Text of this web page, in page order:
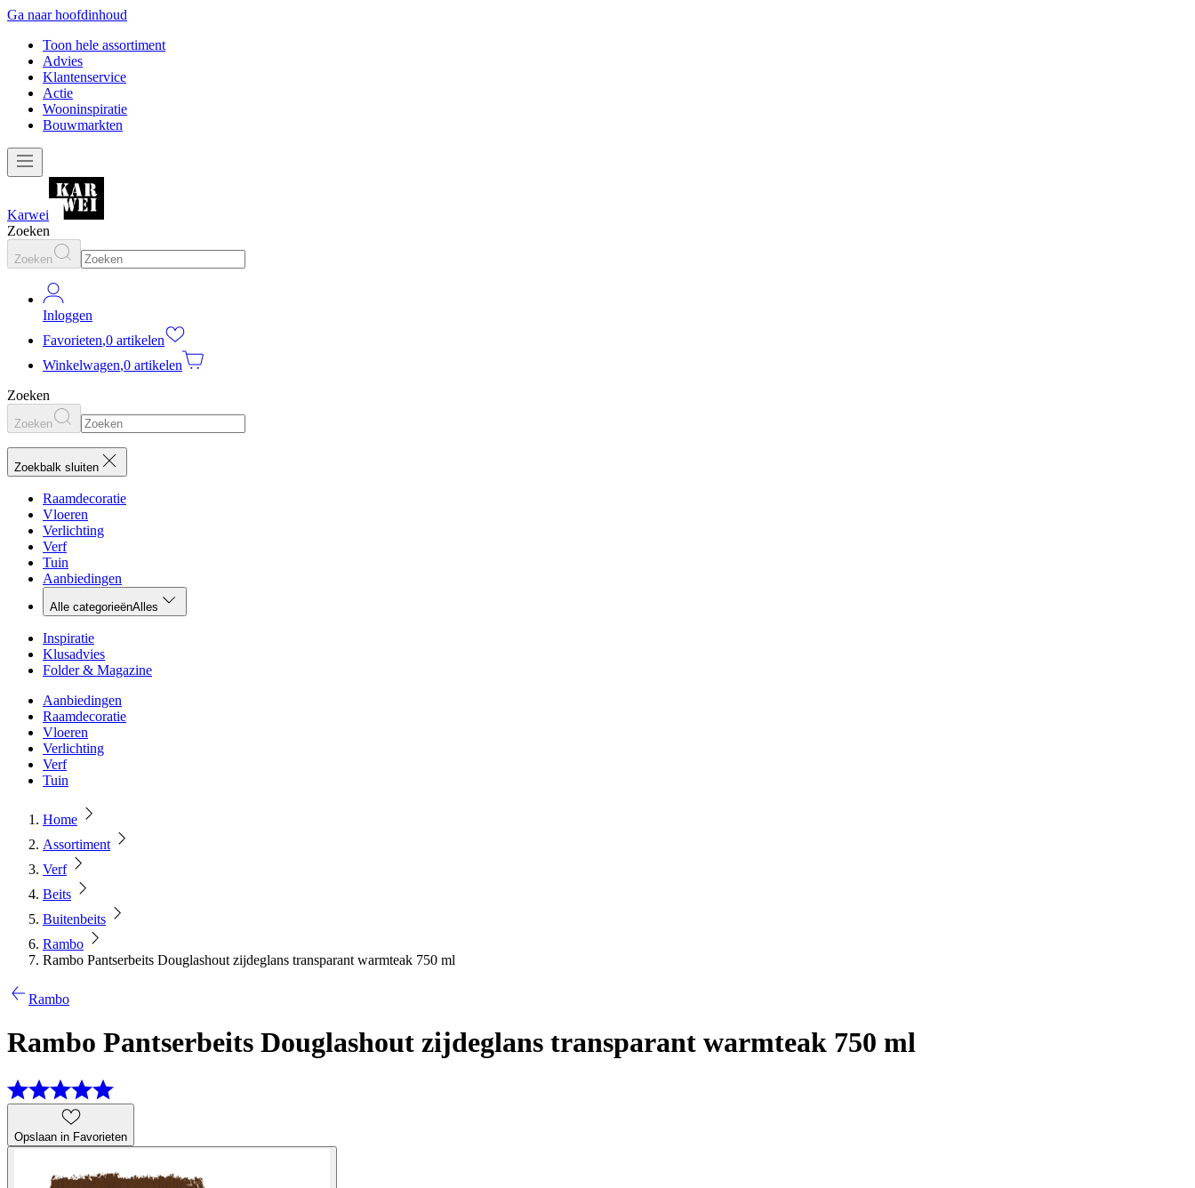
Ga naar hoofdinhoud
Toon hele assortiment
Advies
Klantenservice
Actie
Wooninspiratie
Bouwmarkten
Karwei
Zoeken
Zoeken
Inloggen
Favorieten,0 artikelen
Winkelwagen,0 artikelen
Zoeken
Zoeken
Zoekbalk sluiten
Raamdecoratie
Vloeren
Verlichting
Verf
Tuin
Aanbiedingen
Alle categorieënAlles
Inspiratie
Klusadvies
Folder & Magazine
Aanbiedingen
Raamdecoratie
Vloeren
Verlichting
Verf
Tuin
Home
Assortiment
Verf
Beits
Buitenbeits
Rambo
Rambo Pantserbeits Douglashout zijdeglans transparant warmteak 750 ml
Rambo
Rambo Pantserbeits Douglashout zijdeglans transparant warmteak 750 ml
Opslaan in Favorieten